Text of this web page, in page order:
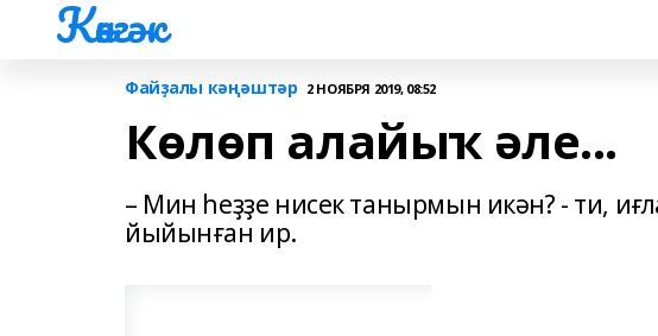
Көнгәк
Файҙалы кәңәштәр 2 НОЯБРЯ 2019, 08:52
Көлөп алайыҡ әле...
– Мин һеҙҙе нисек танырмын икән? - ти,
йыйынған ир.